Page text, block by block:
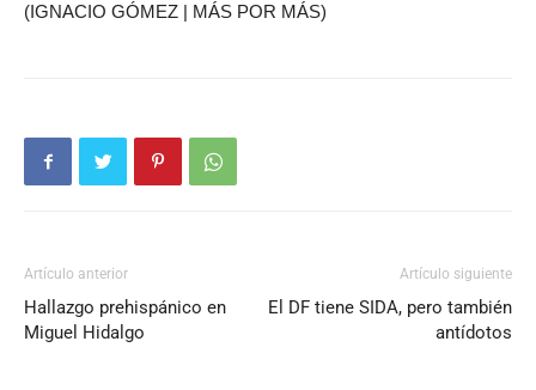
(IGNACIO GÓMEZ | MÁS POR MÁS)
Artículo anterior
Hallazgo prehispánico en
Miguel Hidalgo
Artículo siguiente
El DF tiene SIDA, pero también
antídotos